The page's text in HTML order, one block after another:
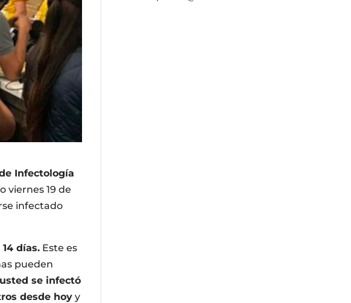
Infectología
viernes 19 de
infectado
días. Este es
pueden
se infectó
desde hoy y